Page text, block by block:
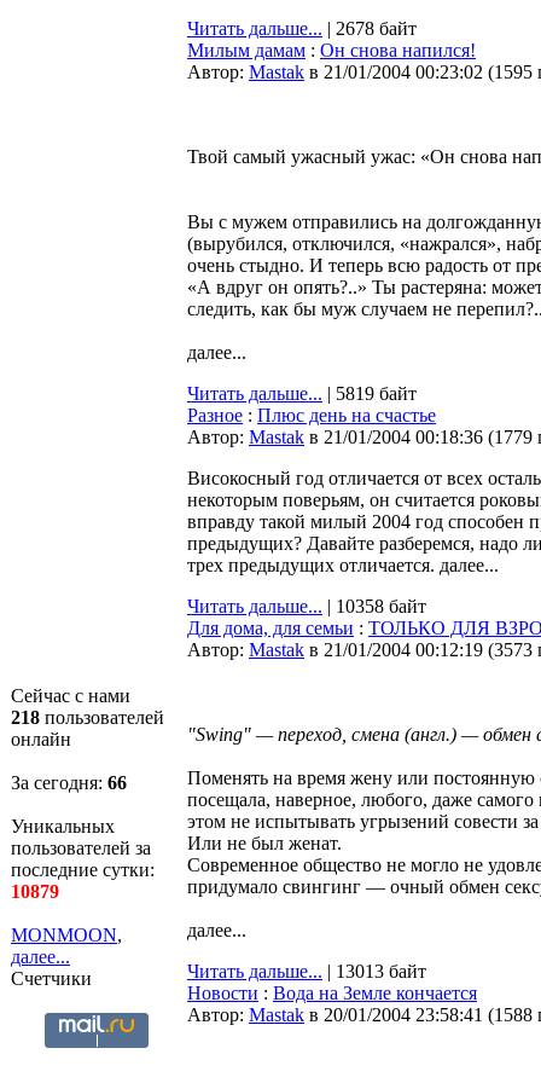
Сейчас с нами
218 пользователей
онлайн
За сегодня: 66
Уникальных
пользователей за
последние сутки:
10879
MONMOON,
далее...
Счетчики
Читать дальше... | 2678 байт
Милым дамам : Он снова напился!
Автор: Мastak в 21/01/2004 00:23:02 (1595
Твой самый ужасный ужас: «Он снова
Вы с мужем отправились на
(вырубился, отключился, «нажрался»,
очень стыдно. И теперь всю радость от
«А вдруг он опять?..» Ты растеряна:
следить, как бы муж случаем не
далее...
Читать дальше... | 5819 байт
Разное : Плюс день на счастье
Автор: Мastak в 21/01/2004 00:18:36 (1779
Високосный год отличается от всех
некоторым поверьям, он считается
вправду такой милый 2004 год способен
предыдущих? Давайте разберемся, надо
трех предыдущих отличается. далее...
Читать дальше... | 10358 байт
Для дома, для семьи : ТОЛЬКО ДЛЯ
Автор: Мastak в 21/01/2004 00:12:19 (3573
"Swing" — переход, смена (англ.) — обмен
Поменять на время жену или
посещала, наверное, любого, даже
этом не испытывать угрызений совести
Или не был женат.
Современное общество не могло не
придумало свингинг — очный обмен
далее...
Читать дальше... | 13013 байт
Новости : Вода на Земле кончается
Автор: Мastak в 20/01/2004 23:58:41 (1588